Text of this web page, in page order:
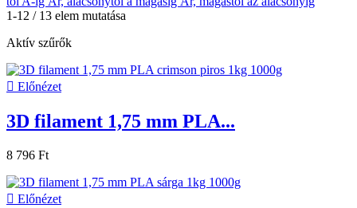
1-12 / 13 elem mutatása
Aktív szűrők
 Előnézet
3D filament 1,75 mm PLA...
8 796 Ft
 Előnézet